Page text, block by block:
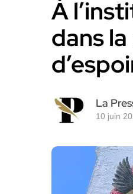
À
dans
La
10 juin